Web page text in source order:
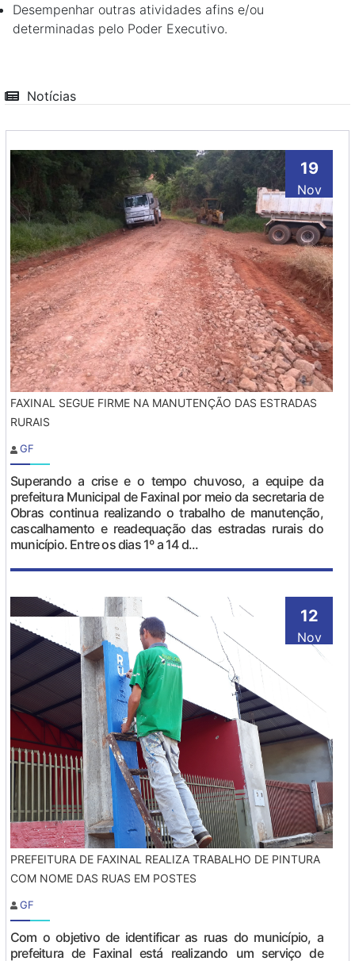
Desempenhar outras atividades afins e/ou
determinadas pelo Poder Executivo.
Notícias
19
Nov
FAXINAL SEGUE FIRME NA MANUTENÇÃO DAS ESTRADAS
RURAIS
GF
Superando a crise e o tempo chuvoso, a equipe da
prefeitura Municipal de Faxinal por meio da secretaria de
Obras continua realizando o trabalho de manutenção,
cascalhamento e readequação das estradas rurais do
município. Entre os dias 1º a 14 d...
12
Nov
PREFEITURA DE FAXINAL REALIZA TRABALHO DE PINTURA
COM NOME DAS RUAS EM POSTES
GF
Com o objetivo de identificar as ruas do município, a
prefeitura de Faxinal está realizando um serviço de